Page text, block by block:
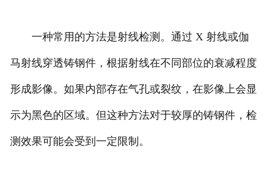
一种常用的方法是射线检测。通过 X 射线或伽
马射线穿透铸钢件，根据射线在不同部位的衰减程度
形成影像。如果内部存在气孔或裂纹，在影像上会显
示为黑色的区域。但这种方法对于较厚的铸钢件，检
测效果可能会受到一定限制。